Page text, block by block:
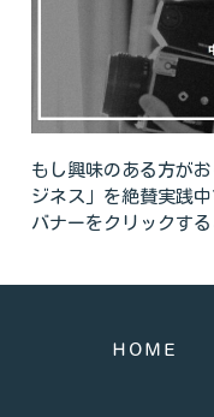
もし興味のある方が
ジネス」を絶賛実践
バナーをクリックす
ＨＯＭＥ